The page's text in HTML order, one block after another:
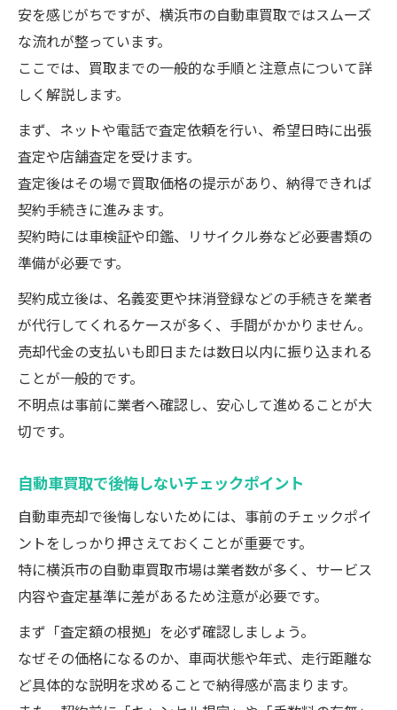
安を感じがちですが、横浜市の自動車買取ではスムーズ
な流れが整っています。
ここでは、買取までの一般的な手順と注意点について詳
しく解説します。
まず、ネットや電話で査定依頼を行い、希望日時に出張
査定や店舗査定を受けます。
査定後はその場で買取価格の提示があり、納得できれば
契約手続きに進みます。
契約時には車検証や印鑑、リサイクル券など必要書類の
準備が必要です。
契約成立後は、名義変更や抹消登録などの手続きを業者
が代行してくれるケースが多く、手間がかかりません。
売却代金の支払いも即日または数日以内に振り込まれる
ことが一般的です。
不明点は事前に業者へ確認し、安心して進めることが大
切です。
自動車買取で後悔しないチェックポイント
自動車売却で後悔しないためには、事前のチェックポイ
ントをしっかり押さえておくことが重要です。
特に横浜市の自動車買取市場は業者数が多く、サービス
内容や査定基準に差があるため注意が必要です。
まず「査定額の根拠」を必ず確認しましょう。
なぜその価格になるのか、車両状態や年式、走行距離な
ど具体的な説明を求めることで納得感が高まります。